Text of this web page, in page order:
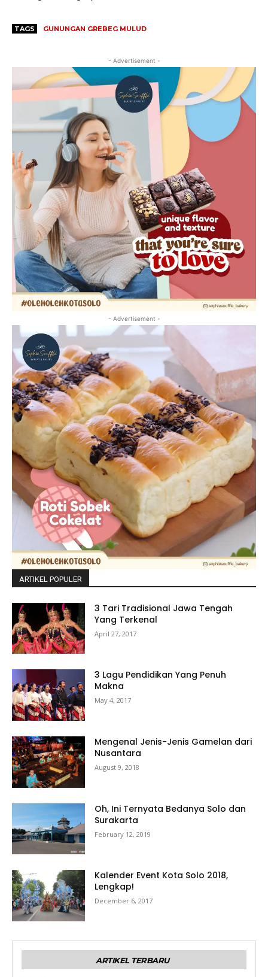
TAGS GUNUNGAN GREBEG MULUD
- Advertisement -
- Advertisement -
ARTIKEL POPULER
3 Tari Tradisional Jawa Tengah
Yang Terkenal
April 27, 2017
3 Lagu Pendidikan Yang Penuh
Makna
May 4, 2017
Mengenal Jenis-Jenis Gamelan dari
Nusantara
August 9, 2018
Oh, Ini Ternyata Bedanya Solo dan
Surakarta
February 12, 2019
Kalender Event Kota Solo 2018,
Lengkap!
December 6, 2017
ARTIKEL TERBARU